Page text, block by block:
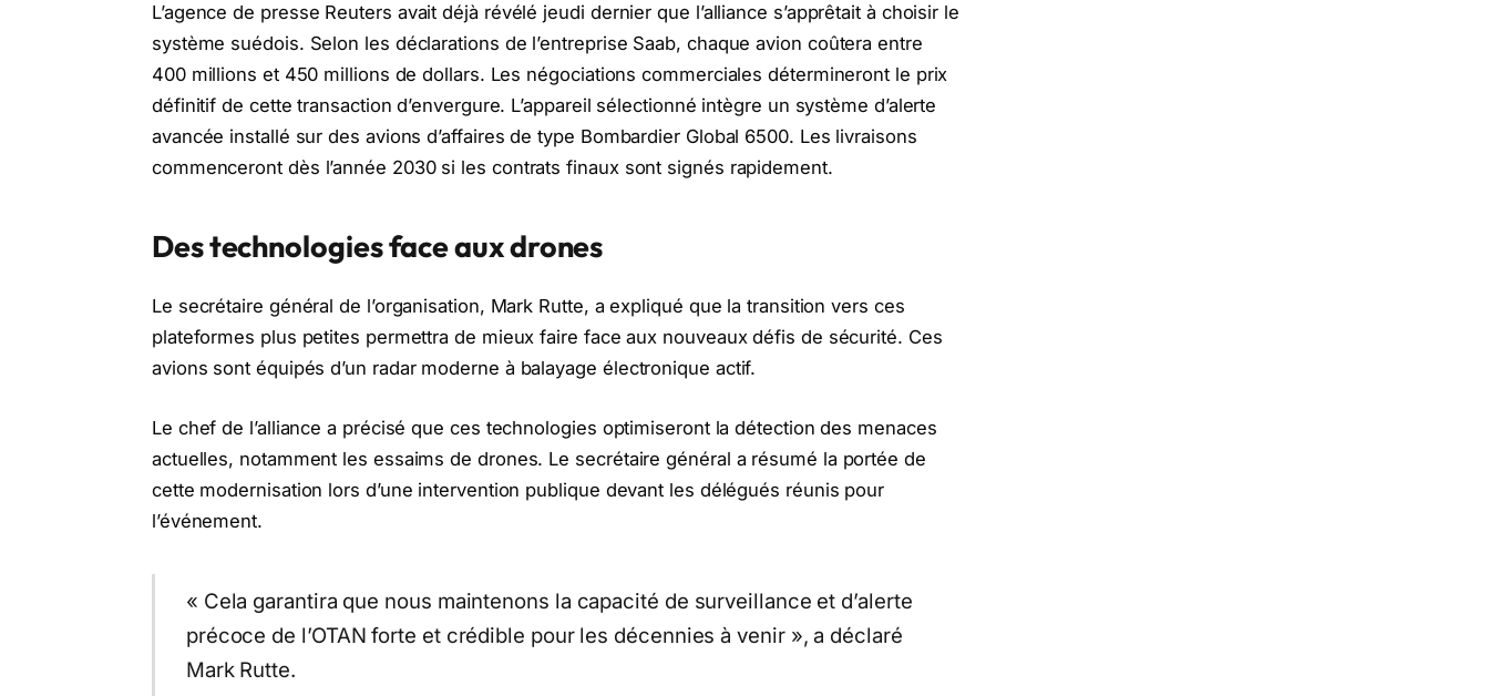
L’agence de presse Reuters avait déjà révélé jeudi dernier que l’alliance s’apprêtait à choisir le
système suédois. Selon les déclarations de l’entreprise Saab, chaque avion coûtera entre
400 millions et 450 millions de dollars. Les négociations commerciales détermineront le prix
définitif de cette transaction d’envergure. L’appareil sélectionné intègre un système d’alerte
avancée installé sur des avions d’affaires de type Bombardier Global 6500. Les livraisons
commenceront dès l’année 2030 si les contrats finaux sont signés rapidement.
Des technologies face aux drones
Le secrétaire général de l’organisation, Mark Rutte, a expliqué que la transition vers ces
plateformes plus petites permettra de mieux faire face aux nouveaux défis de sécurité. Ces
avions sont équipés d’un radar moderne à balayage électronique actif.
Le chef de l’alliance a précisé que ces technologies optimiseront la détection des menaces
actuelles, notamment les essaims de drones. Le secrétaire général a résumé la portée de
cette modernisation lors d’une intervention publique devant les délégués réunis pour
l’événement.
« Cela garantira que nous maintenons la capacité de surveillance et d’alerte
précoce de l’OTAN forte et crédible pour les décennies à venir », a déclaré
Mark Rutte.